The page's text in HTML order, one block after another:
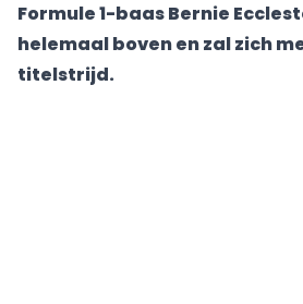
Formule 1-baas Bernie
helemaal boven en zal zich
titelstrijd.